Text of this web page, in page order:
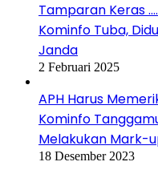
Tamparan Keras
Kominfo Tuba,
Janda
2 Februari 2025
APH Harus
Kominfo
Melakukan Mark-
18 Desember 2023